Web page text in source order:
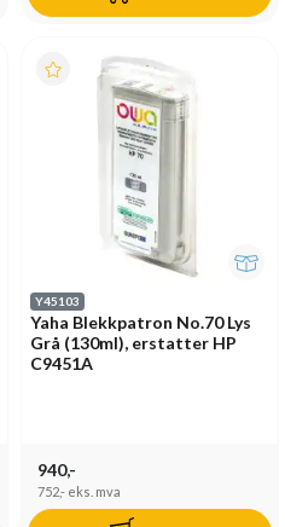
Y45103
Yaha Blekkpatron No.70 Lys
Grå (130ml), erstatter HP
C9451A
940,-
752,- eks. mva